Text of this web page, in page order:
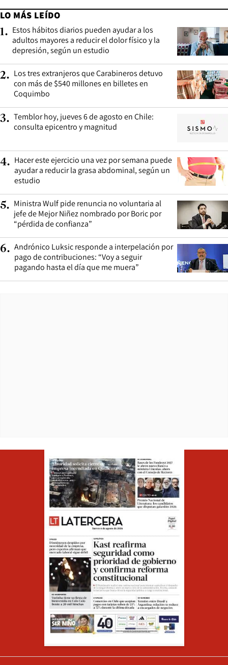
LO MÁS LEÍDO
1. Estos hábitos diarios pueden ayudar a los
adultos mayores a reducir el dolor físico y la
depresión, según un estudio
2. Los tres extranjeros que Carabineros detuvo
con más de $540 millones en billetes en
Coquimbo
3. Temblor hoy, jueves 6 de agosto en Chile:
consulta epicentro y magnitud
4. Hacer este ejercicio una vez por semana puede
ayudar a reducir la grasa abdominal, según un
estudio
5. Ministra Wulf pide renuncia no voluntaria al
jefe de Mejor Niñez nombrado por Boric por
“pérdida de confianza”
6. Andrónico Luksic responde a interpelación por
pago de contribuciones: “Voy a seguir
pagando hasta el día que me muera”